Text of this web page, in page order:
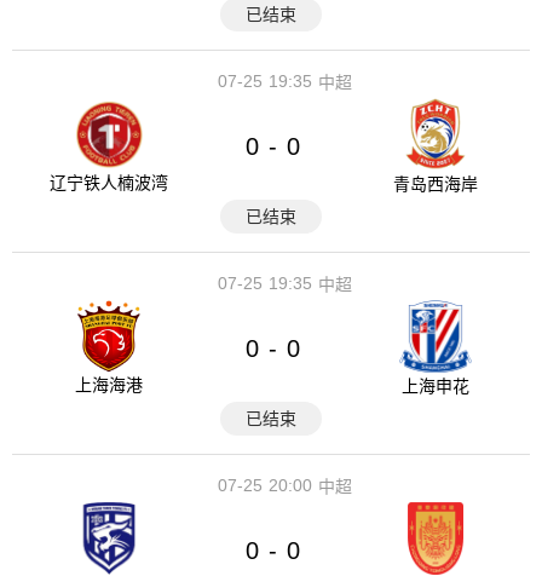
已结束
19:35
07-25 中超
辽宁铁人楠波湾
0 - 0
青岛西海岸
已结束
19:35
07-25 中超
上海海港
0 - 0
上海申花
已结束
20:00
07-25 中超
0 - 0